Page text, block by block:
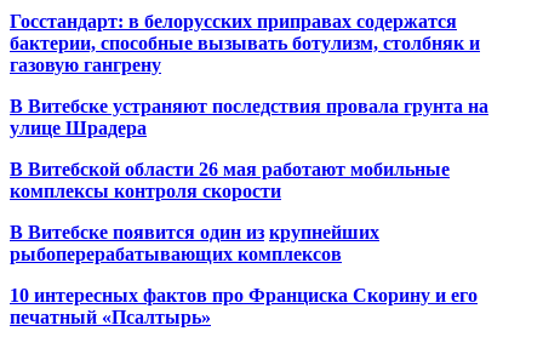
Госстандарт: в белорусских приправах содержатся
бактерии, способные вызывать ботулизм, столбняк и
газовую гангрену
В Витебске устраняют последствия провала грунта на
улице Шрадера
В Витебской области 26 мая работают мобильные
комплексы контроля скорости
В Витебске появится один из крупнейших
рыбоперерабатывающих комплексов
10 интересных фактов про Франциска Скорину и его
печатный «Псалтырь»